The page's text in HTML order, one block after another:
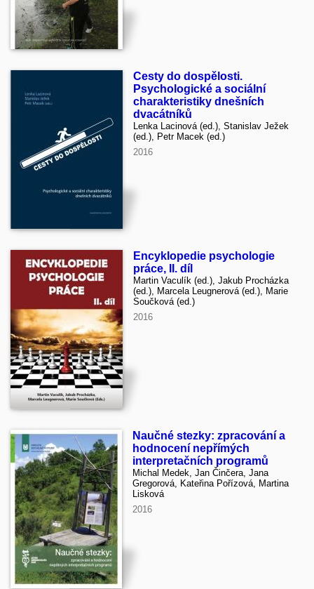
Cesty do dospělosti.
Psychologické a sociální
charakteristiky dnešních
dvacátníků
Lenka Lacinová (ed.), Stanislav Ježek
(ed.), Petr Macek (ed.)
2016
Encyklopedie psychologie
práce, II. díl
Martin Vaculík (ed.), Jakub Procházka
(ed.), Marcela Leugnerová (ed.), Marie
Součková (ed.)
2016
Naučné stezky: zpracování a
hodnocení nepřímých
interpretačních programů
Michal Medek, Jan Činčera, Jana
Gregorová, Kateřina Pořízová, Martina
Lisková
2016